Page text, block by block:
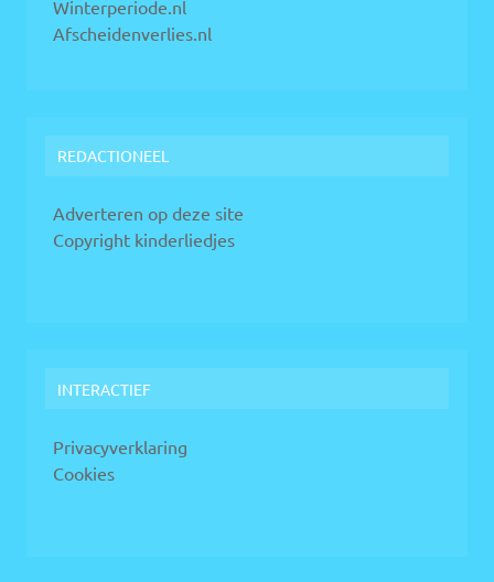
Winterperiode.nl
Afscheidenverlies.nl
REDACTIONEEL
Adverteren op deze site
Copyright kinderliedjes
INTERACTIEF
Privacyverklaring
Cookies